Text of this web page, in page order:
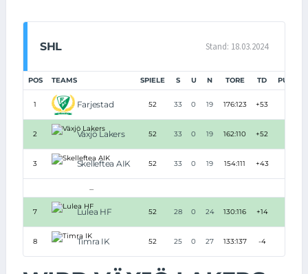
SHL Stand: 18.03.2024
POS TEAMS SPIELE S U N TORE TD PUNKTE
1 Farjestad 52 33 0 19 176:123 +53
2 Växjö Lakers 52 33 0 19 162:110 +52
3 Skelleftea AIK 52 33 0 19 154:111 +43
...
7 Lulea HF 52 28 0 24 130:116 +14
8 Timra IK 52 25 0 27 133:137 -4